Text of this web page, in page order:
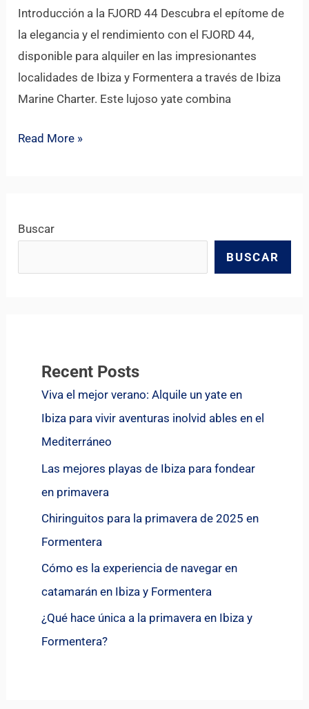
Buscar
BUSCAR
Recent Posts
Viva el mejor verano: Alquile un yate en
Ibiza para vivir aventuras inolvid ables en el
Mediterráneo
Las mejores playas de Ibiza para fondear
en primavera
Chiringuitos para la primavera de 2025 en
Formentera
Cómo es la experiencia de navegar en
catamarán en Ibiza y Formentera
¿Qué hace única a la primavera en Ibiza y
Formentera?
Introducción a la FJORD 44 Descubra el epítome de
la elegancia y el rendimiento con el FJORD 44,
disponible para alquiler en las impresionantes
localidades de Ibiza y Formentera a través de Ibiza
Marine Charter. Este lujoso yate combina
Read More »